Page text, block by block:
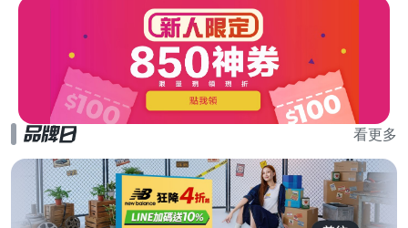
看更多